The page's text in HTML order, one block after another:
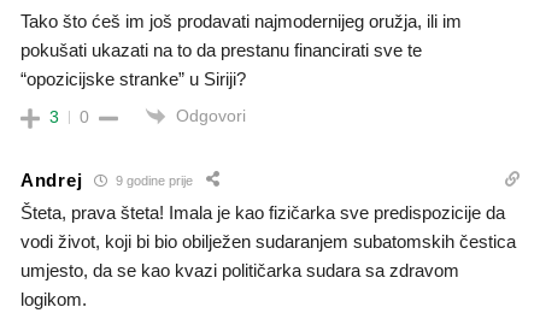
Tako što ćeš im još prodavati najmodernijeg oružja, ili im
pokušati ukazati na to da prestanu financirati sve te
“opozicijske stranke” u Siriji?
3 0 Odgovori
Andrej 9 godine prije
Šteta, prava šteta! Imala je kao fizičarka sve predispozicije da
vodi život, koji bi bio obilježen sudaranjem subatomskih čestica
umjesto, da se kao kvazi političarka sudara sa zdravom
logikom.